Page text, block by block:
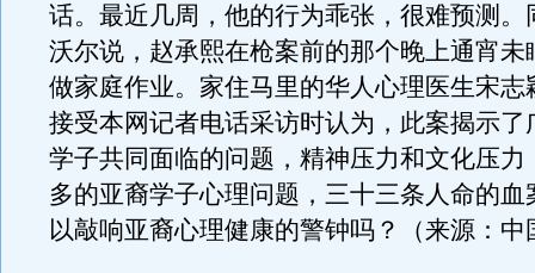
话。最近几周，他的行为乖张，很难预测。
沃尔说，赵承熙在枪案前的那个晚上通宵未
做家庭作业。家住马里的华人心理医生宋志
接受本网记者电话采访时认为，此案揭示了
学子共同面临的问题，精神压力和文化压力
多的亚裔学子心理问题，三十三条人命的血
以敲响亚裔心理健康的警钟吗？（来源：中